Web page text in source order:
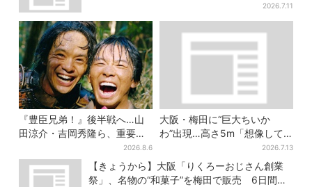
2026.7.11
『豊臣兄弟！』後半戦へ…山
田涼介・吉岡秀隆ら、重要人
物のビジュアル解禁でSNS興
奮「キター！！」
2026.8.6
大阪・梅田に“巨大ちいか
わ”出現…高さ5m「想像して
たより結構デカい」「ちい
さ…くはない」
2026.7.13
【きょうから】大阪「りくろーおじさん創業
祭」、名物の“和菓子”を梅田で販売 6日間限